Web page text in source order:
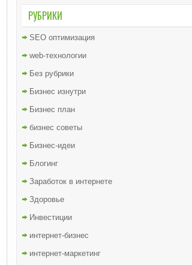
РУБРИКИ
SEO оптимизация
web-технологии
Без рубрики
Бизнес изнутри
Бизнес план
бизнес советы
Бизнес-идеи
Блогинг
Заработок в интернете
Здоровье
Инвестиции
интернет-бизнес
интернет-маркетинг